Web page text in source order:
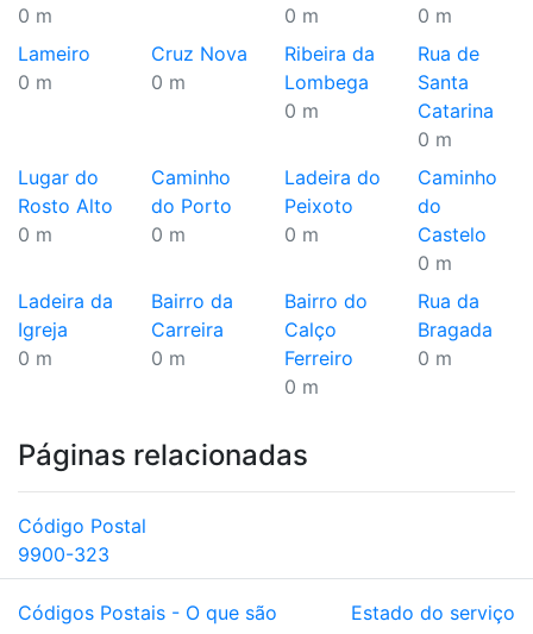
0 m
0 m
0 m
Lameiro
0 m
Cruz Nova
0 m
Ribeira da
Lombega
0 m
Rua de
Santa
Catarina
0 m
Lugar do
Rosto Alto
0 m
Caminho
do Porto
0 m
Ladeira do
Peixoto
0 m
Caminho
do
Castelo
0 m
Ladeira da
Igreja
0 m
Bairro da
Carreira
0 m
Bairro do
Calço
Ferreiro
0 m
Rua da
Bragada
0 m
Páginas relacionadas
Código Postal
9900-323
Códigos Postais - O que são Estado do serviço